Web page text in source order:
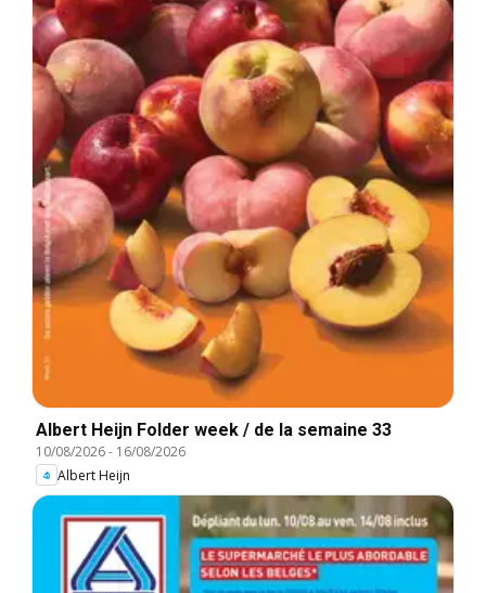
Albert Heijn Folder week / de la semaine 33
10/08/2026- 16/08/2026
Albert Heijn